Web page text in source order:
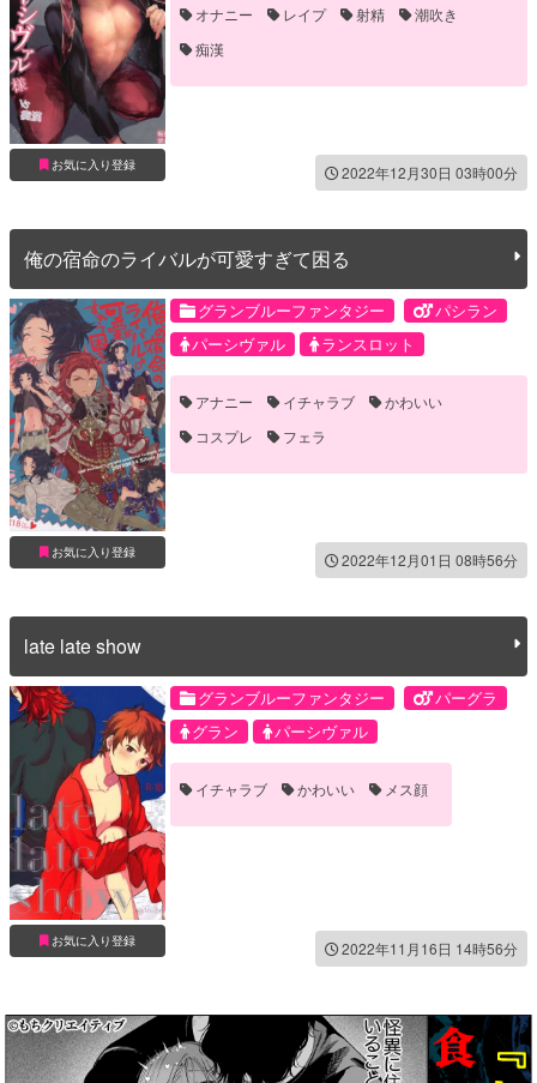
お気に入り登録
オナニー レイプ 射精
潮吹き
痴漢
2022年12月30日 03時00分
俺の宿命のライバルが可愛すぎて困る
お気に入り登録
グランブルーファンタジー
パシラン
パーシヴァル
ランスロット
アナニー イチャラブ
かわいい
コスプレ
フェラ
2022年12月01日 08時56分
late late show
お気に入り登録
グランブルーファンタジー
パーグラ
グラン
パーシヴァル
イチャラブ かわいい メス顔
2022年11月16日 14時56分